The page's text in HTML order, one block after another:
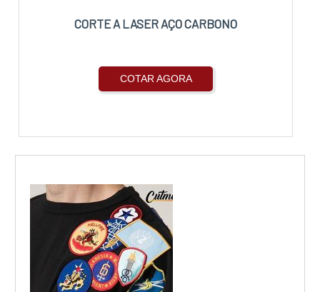
CORTE A LASER AÇO CARBONO
COTAR AGORA